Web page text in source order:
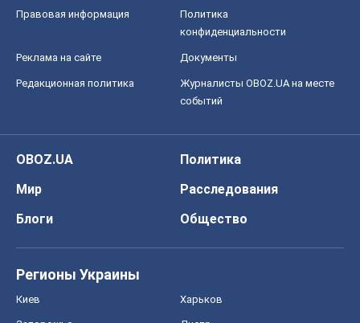
Правовая информация
Политика
конфиденциальности
Реклама на сайте Документы
Редакционная политика
Журналисты OBOZ.UA на месте
событий
OBOZ.UA
Политика
Мир
Расследования
Блоги
Общество
Регионы Украины
Киев Харьков